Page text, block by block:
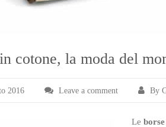
cotone, la moda del
2016 Leave a comment By
Le